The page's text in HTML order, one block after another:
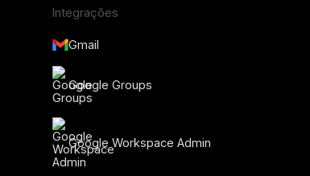
Integrações
Gmail
Google Groups
Google Workspace Admin